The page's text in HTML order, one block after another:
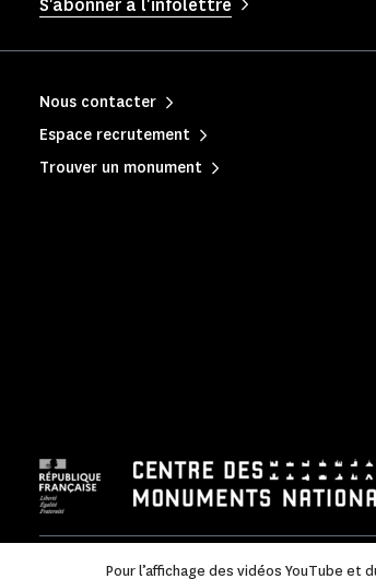
S'abonner à l'infolettre
Nous contacter
Espace recrutement
Trouver un monument
Mentions légales | Politique de confidentialité
Pour l’affichage des vidéos YouTube